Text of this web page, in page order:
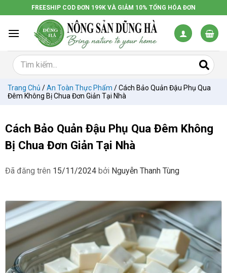
đến
dung
FREESHIP COD ĐƠN 199K VÀ GIẢM 10% TỔNG HÓA ĐƠN
Trang Chủ /An Toàn Thực Phẩm /Cách Bảo Quản Đậu Phụ Qua
Đêm Không Bị Chua Đơn Giản Tại Nhà
Cách Bảo Quản Đậu Phụ Qua Đêm Không
Bị Chua Đơn Giản Tại Nhà
Đã đăng trên 15/11/2024 bởi Nguyễn Thanh Tùng